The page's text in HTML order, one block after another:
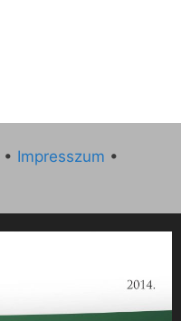
• Impresszum •